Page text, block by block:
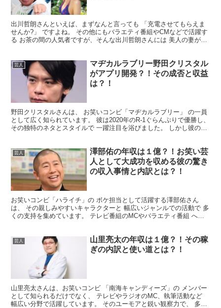
出川哲朗さんといえば、まずなんと言っても 「充電させてもらえま
せんか?」 ですよね。 その他にもバラエティ番組やCMなどで活躍す
る お茶の間の人気者ですが、そんな出川哲朗さんには 美人の妻がい
芸人
マヂカルラブリー野田クリスタル
がアプリ開発？！その成否と収益
は？！
野田クリスタルさんは、 お笑いコンビ「マヂカルラブリー」 の一員
として広く知られています。 彼は2020年のR-1ぐらんぷりで優勝し、
その独特のネタとスタイルで 一躍注目を浴びました。 しかし彼の才
芸人
澤部佑の年収は１億？！お笑い芸
人として大成功を収める彼の驚き
の収入事情と内訳とは？！
お笑いコンビ「ハライチ」の ボケ担当として活躍する澤部佑さん
は、 その親しみやすいキャラクターと 幅広いジャンルでの活動で 多
くの支持を集めています。 テレビ番組のMCやバラエティ番組 への
芸人
山里亮太の年収は１億？！その稼
ぎの内訳と使い道とは？！
山里亮太さんは、お笑いコンビ 「南海キャンディーズ」の メンバー
として知られるだけでなく、 テレビやラジオのMC、執筆活動など
幅広い分野で活躍しています。 そのユーモアと鋭い観察力で、 多く